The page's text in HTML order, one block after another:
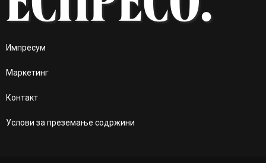
Импресум
Маркетинг
Контакт
Услови за преземање содржини